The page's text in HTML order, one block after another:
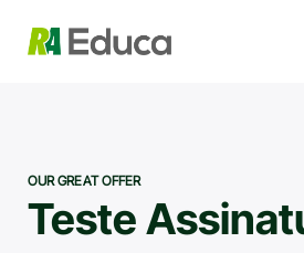
OUR GREAT OFFER
Teste